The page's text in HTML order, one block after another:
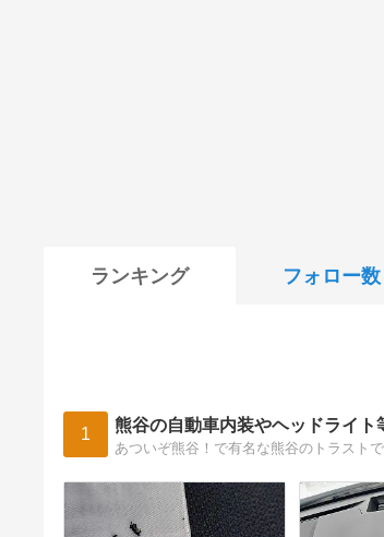
ランキング フォロー数
1 熊谷の自動車内装やヘッドライ
あついぞ熊谷！で有名な熊谷のトラスト